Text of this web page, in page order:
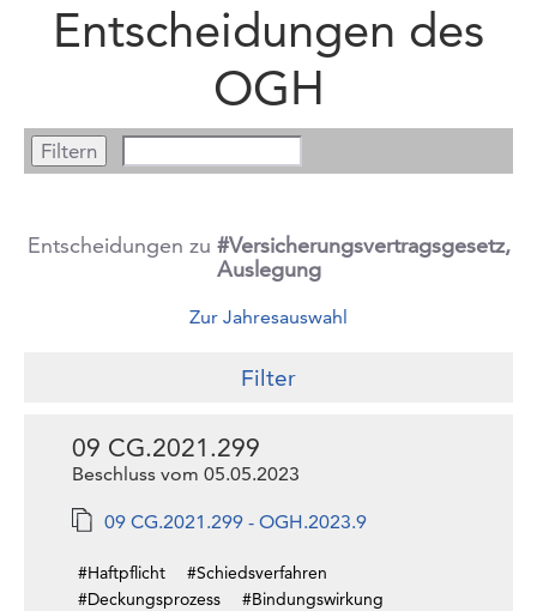
Entscheidungen des
OGH
Entscheidungen zu #Versicherungsvertragsgesetz,
Auslegung
Zur Jahresauswahl
Filter
09 CG.2021.299
Beschluss vom 05.05.2023
09 CG.2021.299 - OGH.2023.9
#Haftpflicht
#Schiedsverfahren
#Deckungsprozess
#Bindungswirkung